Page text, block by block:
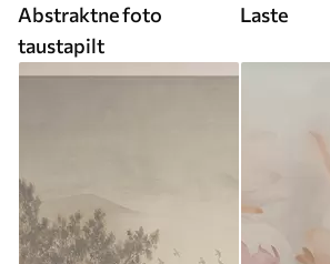
Abstraktne foto
taustapilt
Laste